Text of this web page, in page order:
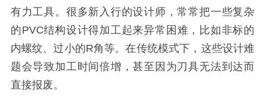
有力工具。很多新入行的设计师，常常把一些复杂
的PVC结构设计得加工起来异常困难，比如非标的
内螺纹、过小的R角等。在传统模式下，这些设计难
题会导致加工时间倍增，甚至因为刀具无法到达而
直接报废。